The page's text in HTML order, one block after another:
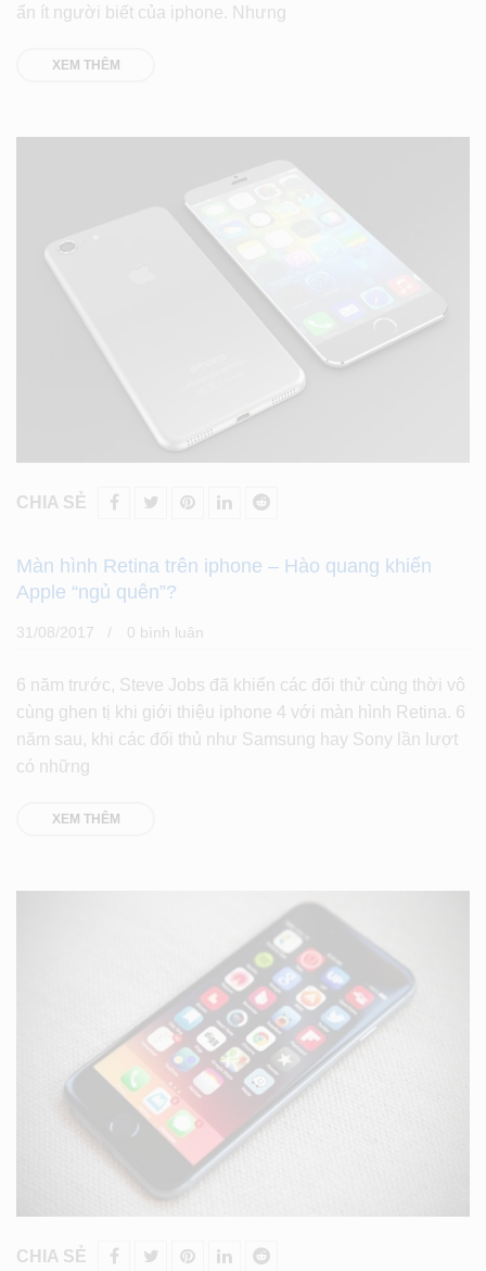
ẩn ít người biết của iphone. Nhưng
XEM THÊM
CHIA SẺ
Màn hình Retina trên iphone – Hào quang khiến
Apple “ngủ quên”?
31/08/2017 0 bình luân
6 năm trước, Steve Jobs đã khiến các đối thử cùng thời vô
cùng ghen tị khi giới thiệu iphone 4 với màn hình Retina. 6
năm sau, khi các đối thủ như Samsung hay Sony lần lượt
có những
XEM THÊM
CHIA SẺ